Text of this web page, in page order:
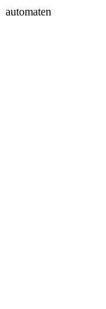
automaten